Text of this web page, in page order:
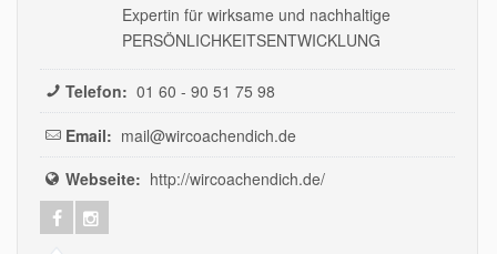
Expertin für wirksame und nachhaltige
PERSÖNLICHKEITSENTWICKLUNG
Telefon: 01 60 - 90 51 75 98
Email: mail@wircoachendich.de
Webseite: http://wircoachendich.de/